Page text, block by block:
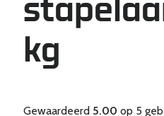
kg
Gewaardeerd 5.00 op 5